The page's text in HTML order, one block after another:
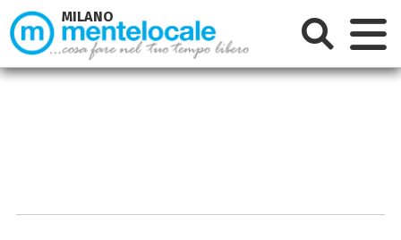
MILANO